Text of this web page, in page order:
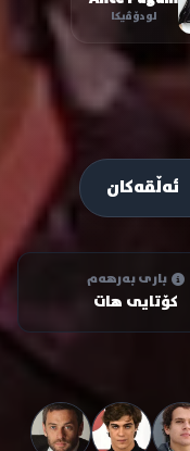
لودۆڤیکا
ئەڵقەکان
باری بەرهەم
کۆتایی هات